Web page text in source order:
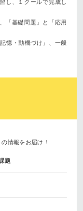
し、１クールで完成し
「基礎問題」と「応用
憶・動機づけ」、一般
情報をお届け！
題